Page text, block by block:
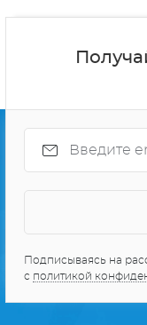
Подписываясь на
с политикой